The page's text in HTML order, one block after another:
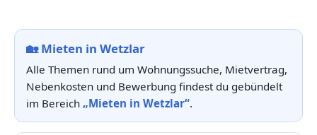
🏡Mieten in Wetzlar
Alle Themen rund um Wohnungssuche, Mietvertrag,
Nebenkosten und Bewerbung findest du gebündelt
im Bereich „Mieten in Wetzlar“.